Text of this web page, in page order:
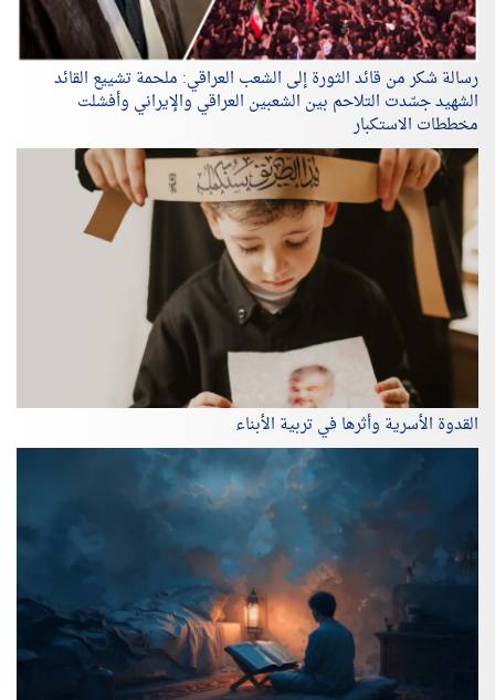
رسالة شكر من قائد الثورة إلى الشعب العراقي: ملحمة تشييع القائد
الشهيد جسّدت التلاحم بين الشعبين العراقي والإيراني وأفشلت
مخططات الاستكبار
القدوة الأسرية وأثرها في تربية الأبناء